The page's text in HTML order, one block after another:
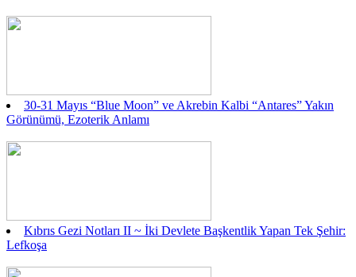
30-31 Mayıs “Blue Moon” ve Akrebin Kalbi “Antares” Yakın
Görünümü, Ezoterik Anlamı
Kıbrıs Gezi Notları II ~ İki Devlete Başkentlik Yapan Tek Şehir:
Lefkoşa